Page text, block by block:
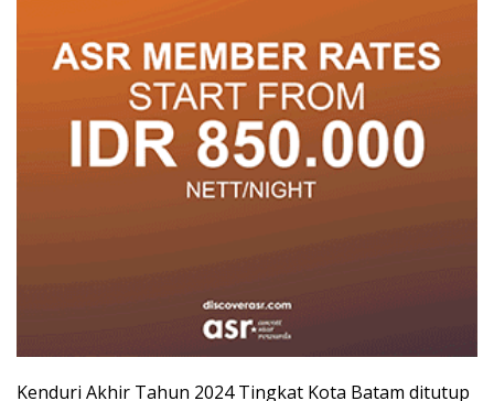
Kenduri Akhir Tahun 2024 Tingkat Kota Batam ditutup